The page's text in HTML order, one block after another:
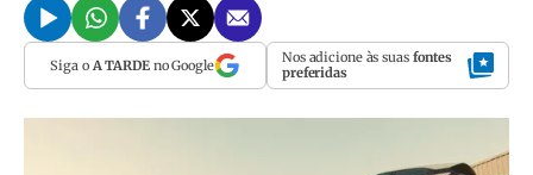
Siga o A TARDEno Google Nos adicione às suas fontes
preferidas